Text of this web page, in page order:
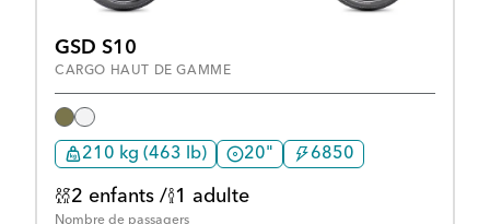
GSD S10
CARGO HAUT DE GAMME
210 kg (463 lb) 20" 6850
2 enfants / 1 adulte
Nombre de passagers